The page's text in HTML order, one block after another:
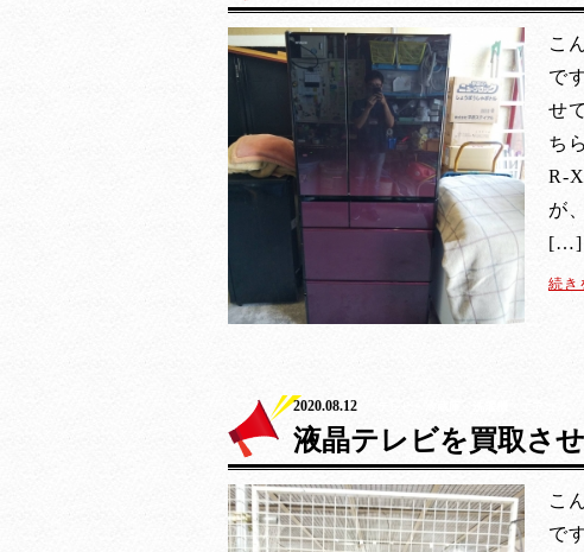
こ
で
せ
ち
R-
が
[…]
続き
2020.08.12
液晶テレビを買取さ
こ
で